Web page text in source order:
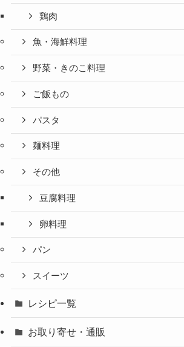
鶏肉
魚・海鮮料理
野菜・きのこ料理
ご飯もの
パスタ
麺料理
その他
豆腐料理
卵料理
パン
スイーツ
レシピ一覧
お取り寄せ・通販